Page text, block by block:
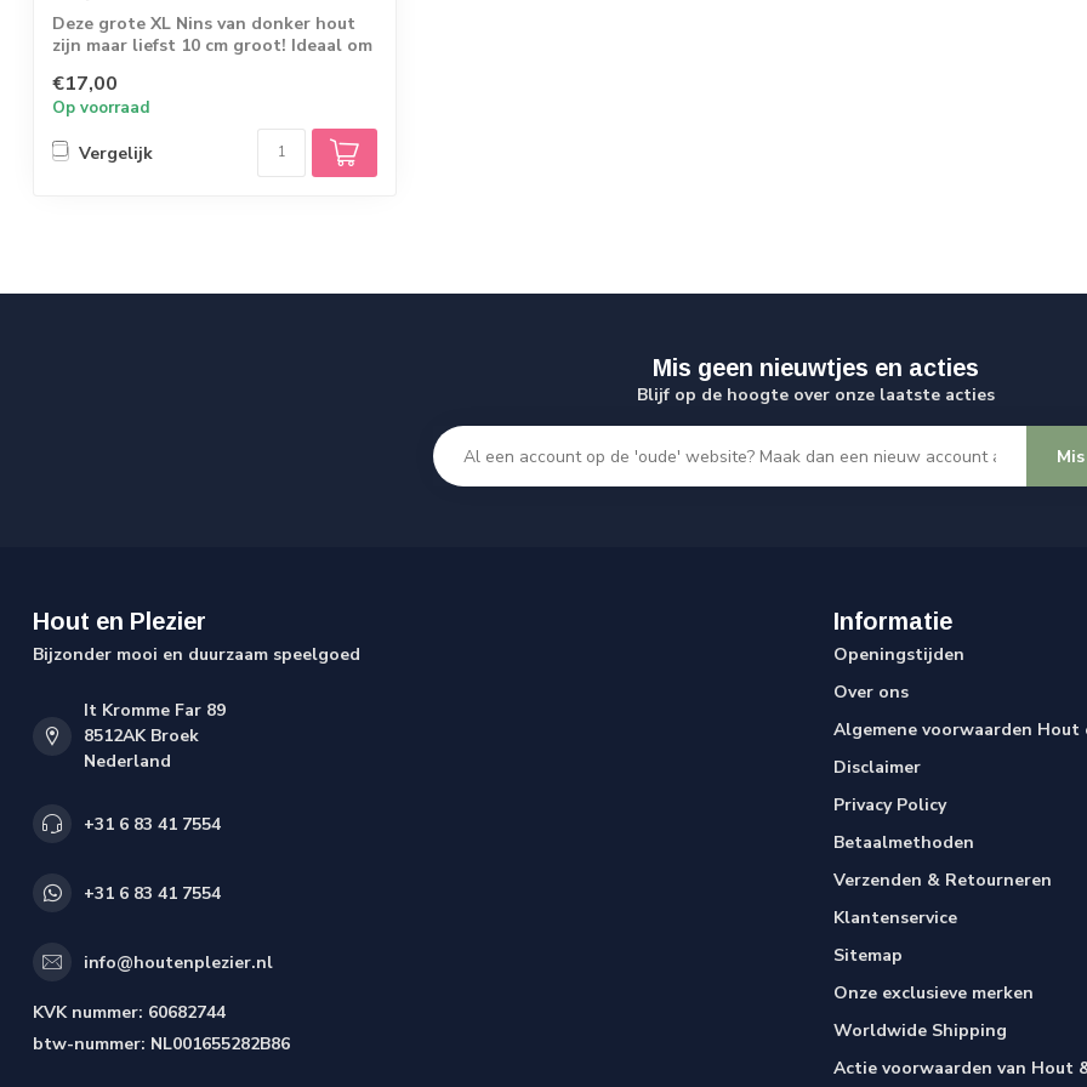
Deze grote XL Nins van donker hout
zijn maar liefst 10 cm groot! Ideaal om
€17,00
Op voorraad
Vergelijk
Mis geen nieuwtjes en acties
Blijf op de hoogte over onze laatste acties
Hout en Plezier
Bijzonder mooi en duurzaam speelgoed
It Kromme Far 89
8512AK Broek
Nederland
+31 6 83 41 7554
+31 6 83 41 7554
info@houtenplezier.nl
KVK nummer: 60682744
btw-nummer: NL001655282B86
Informatie
Openingstijden
Over ons
Algemene voorwaarden Hout
Disclaimer
Privacy Policy
Betaalmethoden
Verzenden & Retourneren
Klantenservice
Sitemap
Onze exclusieve merken
Worldwide Shipping
Actie voorwaarden van Hout